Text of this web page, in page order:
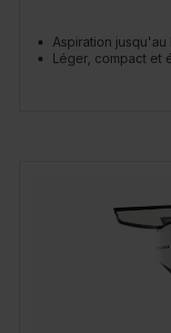
Aspiration
Léger, compact et